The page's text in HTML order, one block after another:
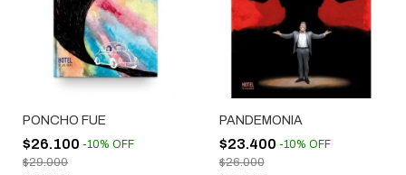
PONCHO FUE
$26.100 -10% OFF
$29.000
PANDEMONIA
$23.400 -10% OFF
$26.000